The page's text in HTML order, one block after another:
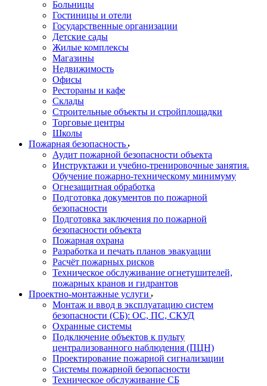
Больницы
Гостиницы и отели
Государственные организации
Детские сады
Жилые комплексы
Магазины
Недвижимость
Офисы
Рестораны и кафе
Склады
Строительные объекты и стройплощадки
Торговые центры
Школы
Пожарная безопасность
Аудит пожарной безопасности объекта
Инструктажи и учебно-тренировочные занятия.
Обучение пожарно-техническому минимуму
Огнезащитная обработка
Подготовка документов по пожарной
безопасности
Подготовка заключения по пожарной
безопасности объекта
Пожарная охрана
Разработка и печать планов эвакуации
Расчёт пожарных рисков
Техническое обслуживание огнетушителей,
пожарных кранов и гидрантов
Проектно-монтажные услуги
Монтаж и ввод в эксплуатацию систем
безопасности (СБ): ОС, ПС, СКУД
Охранные системы
Подключение объектов к пульту
централизованного наблюдения (ПЦН)
Проектирование пожарной сигнализации
Системы пожарной безопасности
Техническое обслуживание СБ